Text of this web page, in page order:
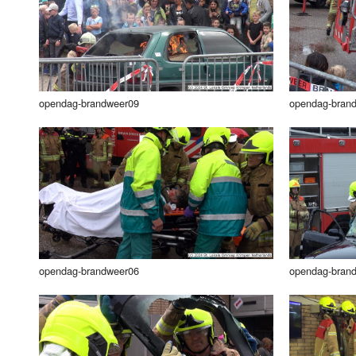
Donderdag
Vrijdag
Zondag
Luister LOK Live
LOK schijf
Oude LOK programma's
opendag-brandweer09 opendag-
opendag-brandweer06 opendag-